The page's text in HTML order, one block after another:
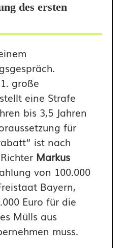
des ersten
große
eine Strafe
bis 3,5 Jahren
für
ist nach
Markus
von 100.000
Bayern,
Euro für die
Mülls aus
muss.